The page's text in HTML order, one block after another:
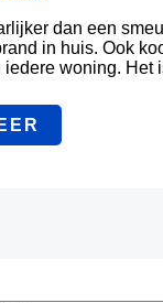
dan een
in huis. Ook
iedere woning. Het